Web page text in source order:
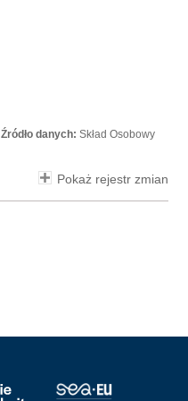
Źródło danych: Skład Osobowy
Pokaż rejestr zmian